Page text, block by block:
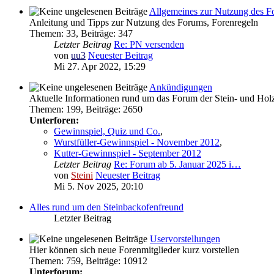
Allgemeines zur Nutzung des
Anleitung und Tipps zur Nutzung des Forums, Forenregeln
Themen: 33, Beiträge: 347
Letzter Beitrag Re: PN versenden
von uu3 Neuester Beitrag
Mi 27. Apr 2022, 15:29
Ankündigungen
Aktuelle Informationen rund um das Forum der Stein- und
Themen: 199, Beiträge: 2650
Unterforen:
Gewinnspiel, Quiz und Co.,
Wurstfüller-Gewinnspiel - November 2012,
Kutter-Gewinnspiel - September 2012
Letzter Beitrag Re: Forum ab 5. Januar 2025 i…
von Steini Neuester Beitrag
Mi 5. Nov 2025, 20:10
Alles rund um den Steinbackofenfreund
Letzter Beitrag
Uservorstellungen
Hier können sich neue Forenmitglieder kurz vorstellen
Themen: 759, Beiträge: 10912
Unterforum: